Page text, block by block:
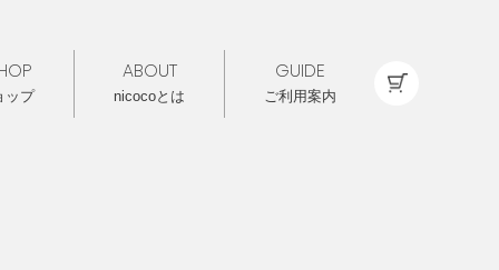
ップ
ABOUT
nicocoとは
GUIDE
ご利用案内